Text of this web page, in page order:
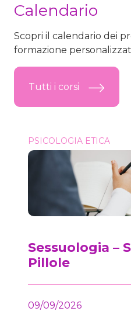
Calendario
Scopri il calendario dei
formazione
Tutti i corsi
Sessuologia &#8211;
PSICOLOGIA ETICA
Sessuologia –
Pillole
09/09/2026